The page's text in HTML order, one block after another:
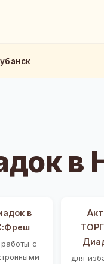
в
в
с
для